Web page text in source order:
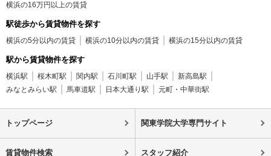
横浜の16万円以上の賃貸
駅徒歩から賃貸物件を探す
横浜の5分以内の賃貸 横浜の10分以内の賃貸 横浜の15分以内の賃貸
駅から賃貸物件を探す
横浜駅 桜木町駅 関内駅 石川町駅 山手駅
新高島駅
みなとみらい駅
馬車道駅 日本大通り駅 元町・中華街駅
トップページ 関東学院大学専門サイト
賃貸物件検索 スタッフ紹介